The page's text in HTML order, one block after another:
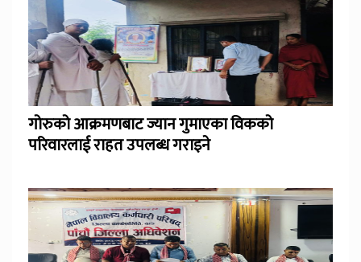
गोरुको आक्रमणबाट ज्यान गुमाएका विकको
परिवारलाई राहत उपलब्ध गराइने